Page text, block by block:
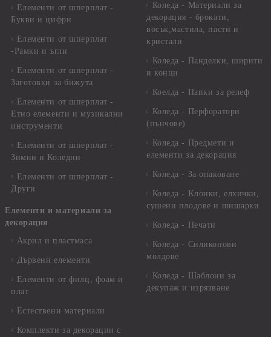
Елементи от шперплат -
Букви и цифри
Елементи от шперплат
-Рамки и ъгли
Елементи от шперплат -
Заготовки за бижута
Елементи от шперплат -
Етно елементи и музикални
инструменти
Елементи от шперплат -
Зимни и Коледни
Елементи от шперплат -
Други
Елементи и материали за
декорация
Акрил и пластмаса
Дървени елементи
Елементи от филц, фоам и
плат
Естествени материали
Комплекти за декорации с
Коледа - Материали за
декорация - брокати,
восък,мастила, пасти и
кристали
Коледа - Панделки, ширити
и конци
Коелда - Папки за релеф
Коледа - Перфоратори
(пънчове)
Коледа - Предмети и
елементи за декорация
Коледа - За опаковане
Коледа - Kлонки, елхички,
сушени плодове и шишарки
Коледа - Печати
Коледа - Силиконови
молдове
Коледа - Шаблони за
декупаж и изрязване